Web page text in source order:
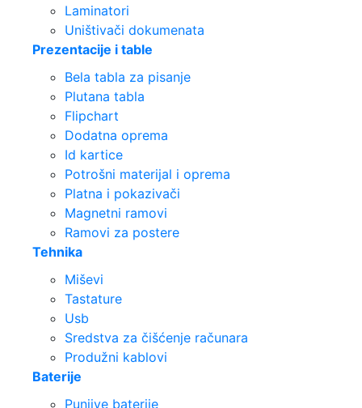
Laminatori
Uništivači dokumenata
Prezentacije i table
Bela tabla za pisanje
Plutana tabla
Flipchart
Dodatna oprema
Id kartice
Potrošni materijal i oprema
Platna i pokazivači
Magnetni ramovi
Ramovi za postere
Tehnika
Miševi
Tastature
Usb
Sredstva za čišćenje računara
Produžni kablovi
Baterije
Punjive baterije